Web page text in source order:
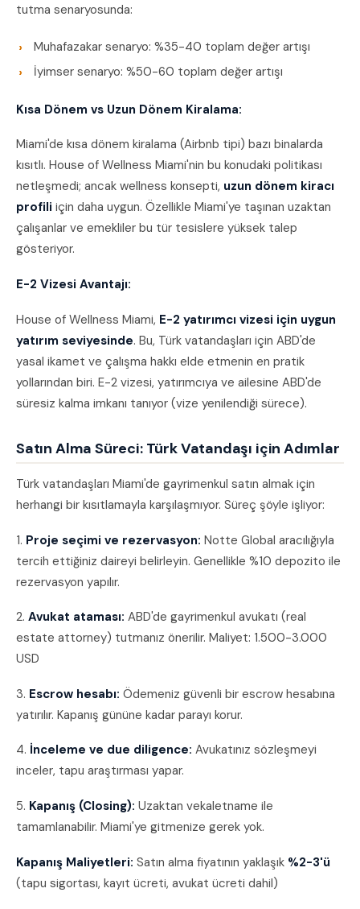
tutma senaryosunda:
Muhafazakar senaryo: %35-40 toplam değer artışı
İyimser senaryo: %50-60 toplam değer artışı
Kısa Dönem vs Uzun Dönem Kiralama:
Miami'de kısa dönem kiralama (Airbnb tipi) bazı binalarda
kısıtlı. House of Wellness Miami'nin bu konudaki politikası
netleşmedi; ancak wellness konsepti, uzun dönem kiracı
profili için daha uygun. Özellikle Miami'ye taşınan uzaktan
çalışanlar ve emekliler bu tür tesislere yüksek talep
gösteriyor.
E-2 Vizesi Avantajı:
House of Wellness Miami, E-2 yatırımcı vizesi için uygun
yatırım seviyesinde. Bu, Türk vatandaşları için ABD'de
yasal ikamet ve çalışma hakkı elde etmenin en pratik
yollarından biri. E-2 vizesi, yatırımcıya ve ailesine ABD'de
süresiz kalma imkanı tanıyor (vize yenilendiği sürece).
Satın Alma Süreci: Türk Vatandaşı için Adımlar
Türk vatandaşları Miami'de gayrimenkul satın almak için
herhangi bir kısıtlamayla karşılaşmıyor. Süreç şöyle işliyor:
1. Proje seçimi ve rezervasyon: Notte Global aracılığıyla
tercih ettiğiniz daireyi belirleyin. Genellikle %10 depozito ile
rezervasyon yapılır.
2. Avukat ataması: ABD'de gayrimenkul avukatı (real
estate attorney) tutmanız önerilir. Maliyet: 1.500-3.000
USD
3. Escrow hesabı: Ödemeniz güvenli bir escrow hesabına
yatırılır. Kapanış gününe kadar parayı korur.
4. İnceleme ve due diligence: Avukatınız sözleşmeyi
inceler, tapu araştırması yapar.
5. Kapanış (Closing): Uzaktan vekaletname ile
tamamlanabilir. Miami'ye gitmenize gerek yok.
Kapanış Maliyetleri: Satın alma fiyatının yaklaşık %2-3'ü
(tapu sigortası, kayıt ücreti, avukat ücreti dahil)